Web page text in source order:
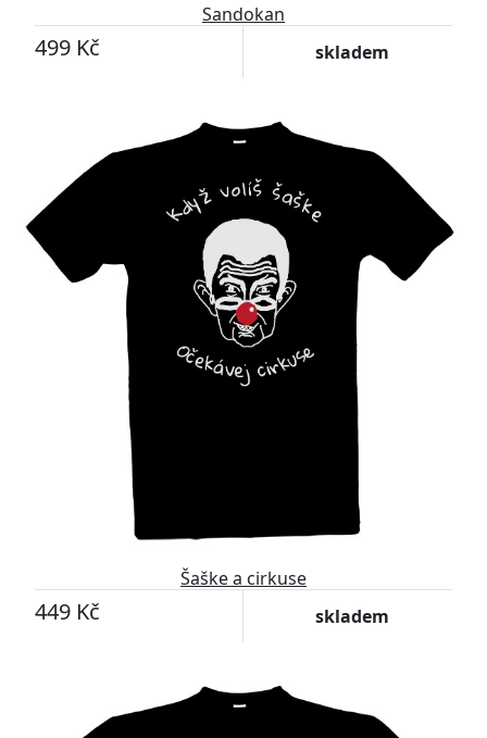
Sandokan
499 Kč skladem
Šaške a cirkuse
449 Kč skladem